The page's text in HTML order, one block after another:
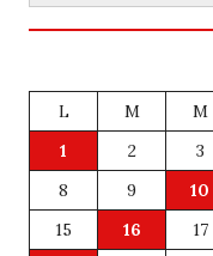
L M M
1
2 3
8
9 10
15
16 17